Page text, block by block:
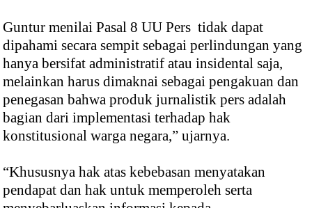
Guntur menilai Pasal 8 UU Pers tidak dapat
dipahami secara sempit sebagai perlindungan yang
hanya bersifat administratif atau insidental saja,
melainkan harus dimaknai sebagai pengakuan dan
penegasan bahwa produk jurnalistik pers adalah
bagian dari implementasi terhadap hak
konstitusional warga negara,” ujarnya.
“Khususnya hak atas kebebasan menyatakan
pendapat dan hak untuk memperoleh serta